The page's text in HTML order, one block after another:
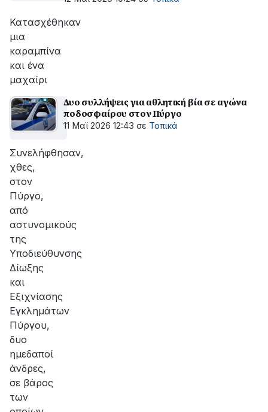
Κατασχέθηκαν
μια
καραμπίνα
και ένα
μαχαίρι
Δυο συλλήψεις για αθλητική βία σε αγώνα
ποδοσφαίρου στον Πύργο
11 Μαϊ 2026 12:43 σε Τοπικά
Συνελήφθησαν,
χθες,
στον
Πύργο,
από
αστυνομικούς
της
Υποδιεύθυνσης
Δίωξης
και
Εξιχνίασης
Εγκλημάτων
Πύργου,
δυο
ημεδαποί
άνδρες,
σε βάρος
των